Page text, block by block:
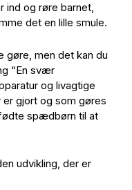
ind og røre barnet,
det en lille smule.
gøre, men det kan du
“En svær
og livagtige
gjort og som gøres
spædbørn til at
udvikling, der er